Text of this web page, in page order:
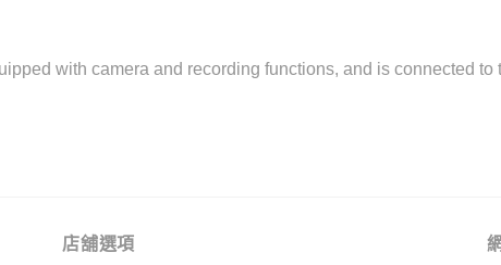
with camera and recording functions, and is connected to
店舖選項